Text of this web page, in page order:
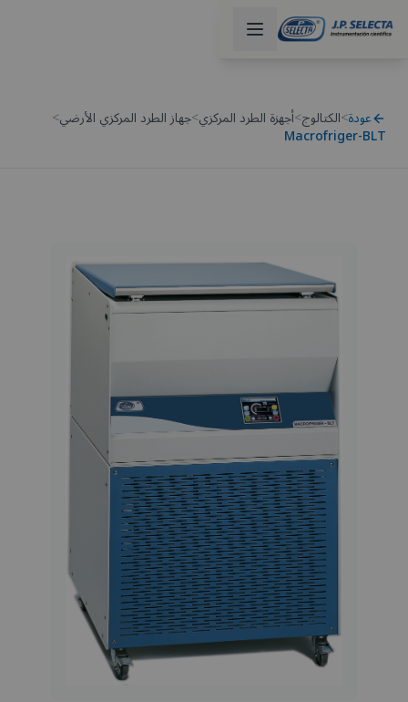
عودة>الكتالوج>أجهزة الطرد المركزي>جهاز الطرد المركزي الأرضي>
Macrofriger-BLT